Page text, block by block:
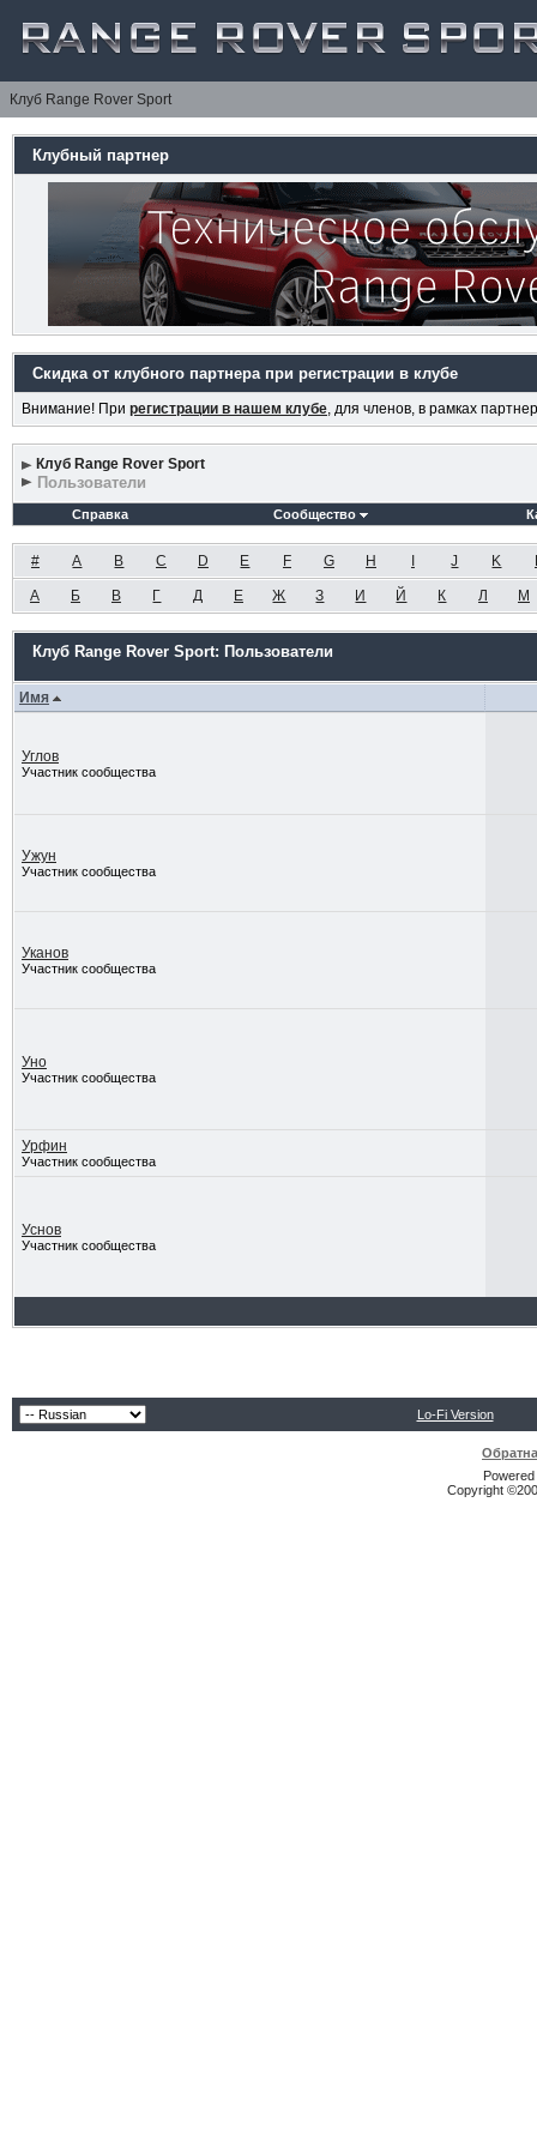
Клуб Range Rover Sport
Клубный партнер
Скидка от клубного партнера при регистрации в клубе
Внимание! При регистрации в нашем клубе, для членов, в рамках
Клуб Range Rover Sport
Пользователи
Справка Сообщество
# A B C D E F G H J K
А Б В Г Д Е Ж З И Й К Л М
Клуб Range Rover Sport: Пользователи
Имя
Углов
Участник сообщества
Ужун
Участник сообщества
Уканов
Участник сообщества
Уно
Участник сообщества
Урфин
Участник сообщества
Уснов
Участник сообщества
Lo-Fi Version
Copyright